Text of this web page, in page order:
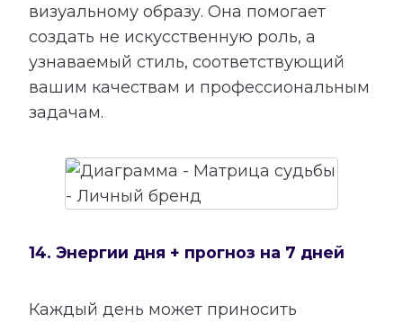
визуальному образу. Она помогает
создать не искусственную роль, а
узнаваемый стиль, соответствующий
вашим качествам и профессиональным
задачам.
14. Энергии дня + прогноз на 7 дней
Каждый день может приносить